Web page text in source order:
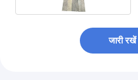
जारी रखें